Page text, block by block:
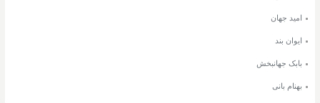
امید جهان
ایوان بند
بابک جهانبخش
بهنام بانی